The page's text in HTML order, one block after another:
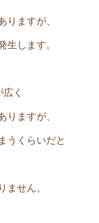
りますが、
生します。
く
りますが、
うくらいだと
ません。